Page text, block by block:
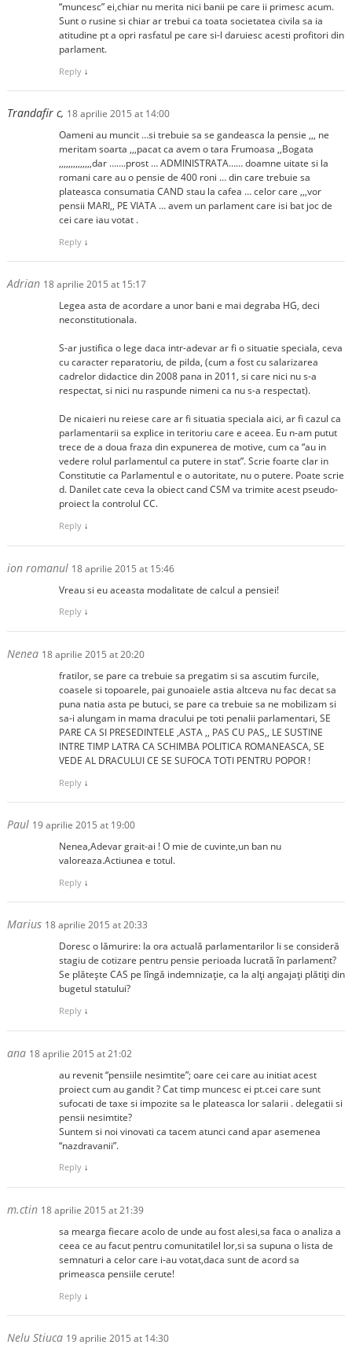
“muncesc” ei,chiar nu merita nici banii pe care ii primesc acum.
Sunt o rusine si chiar ar trebui ca toata societatea civila sa ia
atitudine pt a opri rasfatul pe care si-l daruiesc acesti profitori din
parlament.
Reply ↓
Trandafir c, 18 aprilie 2015 at 14:00
Oameni au muncit …si trebuie sa se gandeasca la pensie ,,, ne
meritam soarta ,,,pacat ca avem o tara Frumoasa ,,Bogata
,,,,,,,,,,,,,,dar …….prost … ADMINISTRATA…… doamne uitate si la
romani care au o pensie de 400 roni … din care trebuie sa
plateasca consumatia CAND stau la cafea … celor care ,,,vor
pensii MARI,, PE VIATA … avem un parlament care isi bat joc de
cei care iau votat .
Reply ↓
Adrian 18 aprilie 2015 at 15:17
Legea asta de acordare a unor bani e mai degraba HG, deci
neconstitutionala.
S-ar justifica o lege daca intr-adevar ar fi o situatie speciala, ceva
cu caracter reparatoriu, de pilda, (cum a fost cu salarizarea
cadrelor didactice din 2008 pana in 2011, si care nici nu s-a
respectat, si nici nu raspunde nimeni ca nu s-a respectat).
De nicaieri nu reiese care ar fi situatia speciala aici, ar fi cazul ca
parlamentarii sa explice in teritoriu care e aceea. Eu n-am putut
trece de a doua fraza din expunerea de motive, cum ca “au in
vedere rolul parlamentul ca putere in stat”. Scrie foarte clar in
Constitutie ca Parlamentul e o autoritate, nu o putere. Poate scrie
d. Danilet cate ceva la obiect cand CSM va trimite acest pseudo-
proiect la controlul CC.
Reply ↓
ion romanul 18 aprilie 2015 at 15:46
Vreau si eu aceasta modalitate de calcul a pensiei!
Reply ↓
Nenea 18 aprilie 2015 at 20:20
fratilor, se pare ca trebuie sa pregatim si sa ascutim furcile,
coasele si topoarele, pai gunoaiele astia altceva nu fac decat sa
puna natia asta pe butuci, se pare ca trebuie sa ne mobilizam si
sa-i alungam in mama dracului pe toti penalii parlamentari, SE
PARE CA SI PRESEDINTELE ,ASTA ,, PAS CU PAS,, LE SUSTINE
INTRE TIMP LATRA CA SCHIMBA POLITICA ROMANEASCA, SE
VEDE AL DRACULUI CE SE SUFOCA TOTI PENTRU POPOR !
Reply ↓
Paul 19 aprilie 2015 at 19:00
Nenea,Adevar grait-ai ! O mie de cuvinte,un ban nu
valoreaza.Actiunea e totul.
Reply ↓
Marius 18 aprilie 2015 at 20:33
Doresc o lămurire: la ora actuală parlamentarilor li se consideră
stagiu de cotizare pentru pensie perioada lucrată în parlament?
Se plătește CAS pe lîngă indemnizație, ca la alți angajați plătiți din
bugetul statului?
Reply ↓
ana 18 aprilie 2015 at 21:02
au revenit “pensiile nesimtite”; oare cei care au initiat acest
proiect cum au gandit ? Cat timp muncesc ei pt.cei care sunt
sufocati de taxe si impozite sa le plateasca lor salarii . delegatii si
pensii nesimtite?
Suntem si noi vinovati ca tacem atunci cand apar asemenea
“nazdravanii”.
Reply ↓
m.ctin 18 aprilie 2015 at 21:39
sa mearga fiecare acolo de unde au fost alesi,sa faca o analiza a
ceea ce au facut pentru comunitatilel lor,si sa supuna o lista de
semnaturi a celor care i-au votat,daca sunt de acord sa
primeasca pensiile cerute!
Reply ↓
Nelu Stiuca 19 aprilie 2015 at 14:30